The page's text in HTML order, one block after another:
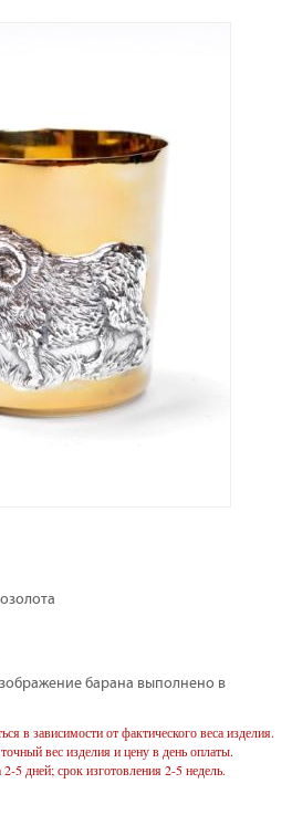
барана выполнено в
в зависимости от фактического веса изделия.
вес изделия и цену в день оплаты.
5 дней; срок изготовления 2-5 недель.